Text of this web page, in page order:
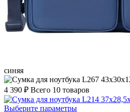
синяя
4 390 ₽ Всего 10 товаров
Выберите параметры